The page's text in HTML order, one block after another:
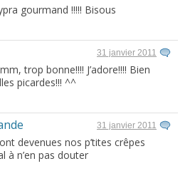
gourmand !!!!! Bisous
31 janvier 2011
trop bonne!!!! J’adore!!!! Bien
picardes!!! ^^
31 janvier 2011
devenues nos p’tites crêpes
à n’en pas douter